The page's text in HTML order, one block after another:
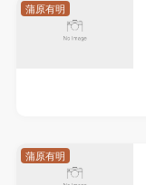
蒲原有明
蒲原有明